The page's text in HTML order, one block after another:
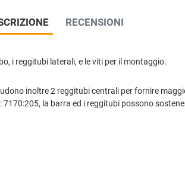
RECENSIONI
i reggitubi laterali, e le viti per il montaggio.
inoltre 2 reggitubi centrali per fornire
la barra ed i reggitubi possono